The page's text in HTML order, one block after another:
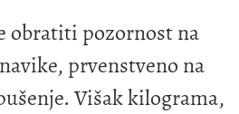
obratiti pozornost na
prvenstveno na
Višak kilograma,